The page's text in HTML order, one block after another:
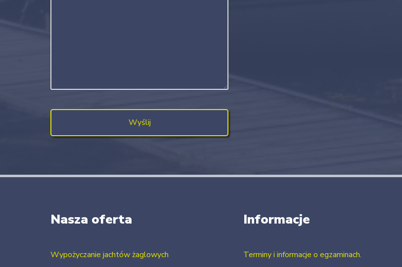
Nasza oferta
Wypożyczanie jachtów żaglowych
Informacje
Terminy i informacje o egzaminach.